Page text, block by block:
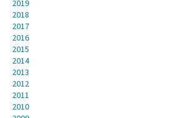
2019
2018
2017
2016
2015
2014
2013
2012
2011
2010